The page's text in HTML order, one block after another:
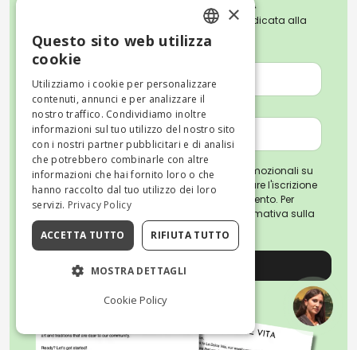
Iscriviti alla nostra Newsletter settimanale dedicata alla
cultura, all'arte e alle tradizioni italiane.
NOME *
EMAIL *
Iscrivendoti, accetti di ricevere email promozionali su
attività e consigli di viaggio. Puoi annullare l'iscrizione
o revocare il consenso in qualsiasi momento. Per
ulteriori informazioni, leggi la nostra
Informativa sulla
Registrati
ENGLISH
ITALIAN
×
Questo sito web utilizza
cookie
Utilizziamo i cookie per personalizzare
contenuti, annunci e per analizzare il
nostro traffico. Condividiamo inoltre
informazioni sul tuo utilizzo del nostro sito
con i nostri partner pubblicitari e di analisi
che potrebbero combinarle con altre
informazioni che hai fornito loro o che
hanno raccolto dal tuo utilizzo dei loro
servizi. Privacy Policy
ACCETTA TUTTO RIFIUTA TUTTO
MOSTRA DETTAGLI
Cookie Policy